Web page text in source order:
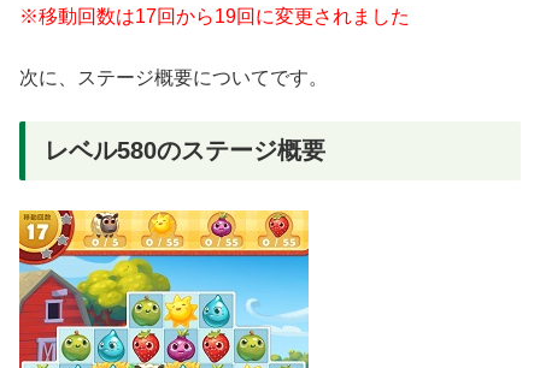
※移動回数は17回から19回に変更されました
次に、ステージ概要についてです。
レベル580のステージ概要